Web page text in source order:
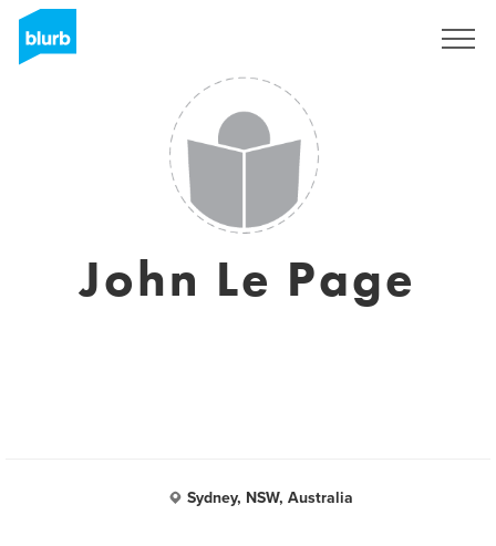
John Le Page
Sydney, NSW, Australia